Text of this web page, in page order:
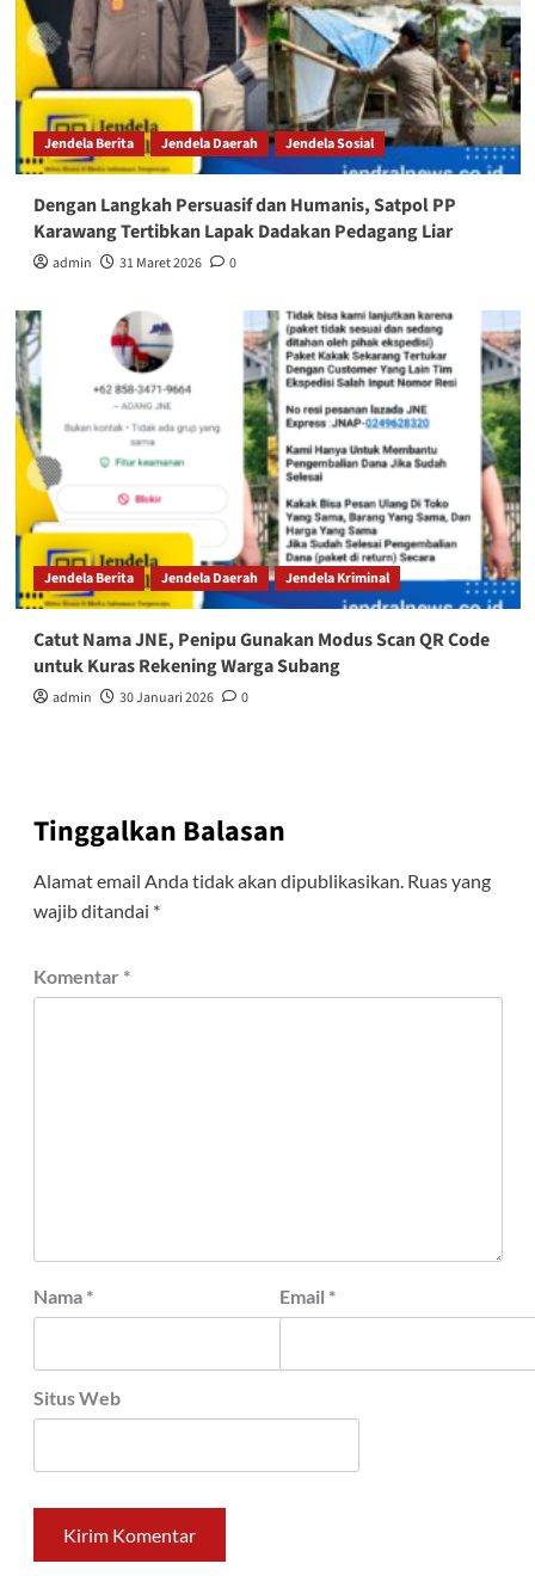
Jendela Berita Jendela Daerah Jendela Sosial
Dengan Langkah Persuasif dan Humanis, Satpol PP
Karawang Tertibkan Lapak Dadakan Pedagang Liar
admin 31 Maret 2026 0
Jendela Berita Jendela Daerah Jendela Kriminal
Catut Nama JNE, Penipu Gunakan Modus Scan QR Code
untuk Kuras Rekening Warga Subang
admin 30 Januari 2026 0
Tinggalkan Balasan
Alamat email Anda tidak akan dipublikasikan. Ruas yang
wajib ditandai *
Komentar *
Nama * Email *
Situs Web